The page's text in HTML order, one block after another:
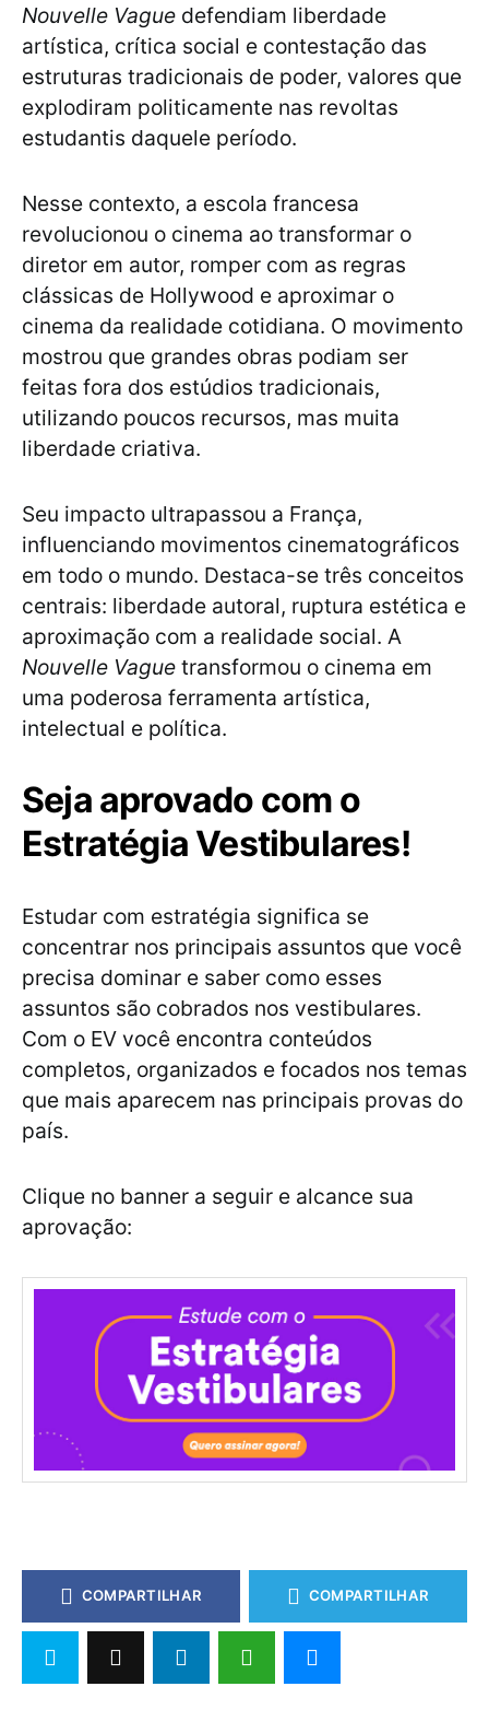
Nouvelle Vague defendiam liberdade
artística, crítica social e contestação das
estruturas tradicionais de poder, valores que
explodiram politicamente nas revoltas
estudantis daquele período.
Nesse contexto, a escola francesa
revolucionou o cinema ao transformar o
diretor em autor, romper com as regras
clássicas de Hollywood e aproximar o
cinema da realidade cotidiana. O movimento
mostrou que grandes obras podiam ser
feitas fora dos estúdios tradicionais,
utilizando poucos recursos, mas muita
liberdade criativa.
Seu impacto ultrapassou a França,
influenciando movimentos cinematográficos
em todo o mundo. Destaca-se três conceitos
centrais: liberdade autoral, ruptura estética e
aproximação com a realidade social. A
Nouvelle Vague transformou o cinema em
uma poderosa ferramenta artística,
intelectual e política.
Seja aprovado com o
Estratégia Vestibulares!
Estudar com estratégia significa se
concentrar nos principais assuntos que você
precisa dominar e saber como esses
assuntos são cobrados nos vestibulares.
Com o EV você encontra conteúdos
completos, organizados e focados nos temas
que mais aparecem nas principais provas do
país.
Clique no banner a seguir e alcance sua
aprovação:
COMPARTILHAR COMPARTILHAR